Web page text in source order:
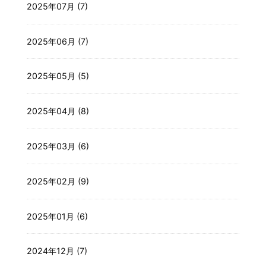
2025年07月 (7)
2025年06月 (7)
2025年05月 (5)
2025年04月 (8)
2025年03月 (6)
2025年02月 (9)
2025年01月 (6)
2024年12月 (7)